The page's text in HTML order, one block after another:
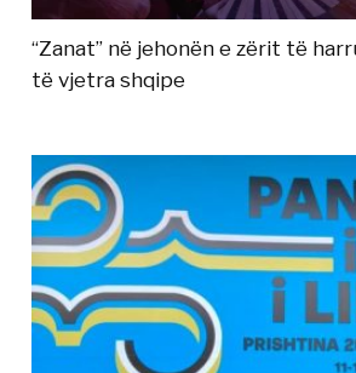
“Zanat” në jehonën e zërit të
të vjetra shqipe